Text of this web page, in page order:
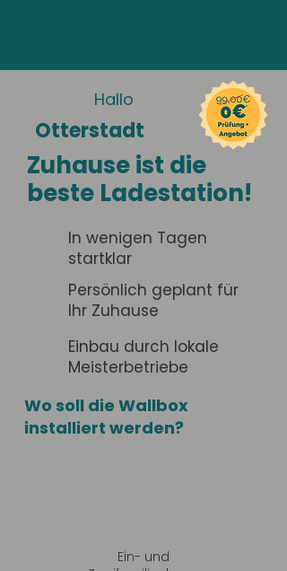
Hallo
Otterstadt
Zuhause ist die
beste Ladestation!
In wenigen Tagen
startklar
Persönlich geplant für
Ihr Zuhause
Einbau durch lokale
Meisterbetriebe
Wo soll die Wallbox
installiert werden?
Ein- und